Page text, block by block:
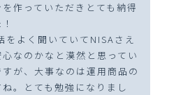
作っていただきとても納得
をよく聞いていてNISAさえ
なのかなと漠然と思ってい
が、大事なのは運用商品の
。とても勉強になりまし